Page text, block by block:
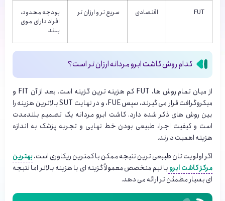
FUT اقتصادی سریع تر و ارزان تر
بودجه محدود،
افراد دارای موی
بلند
کدام روش کاشت ابرو مردانه ارزان تر است؟
از میان تمام روش ها، FUT کم هزینه ترین گزینه است. بعد از آن FIT و
میکروگرافت قرار می گیرند، سپس FUE، و در نهایت SUT بالاترین هزینه را
بین روش های ذکر شده دارد.کاشت ابرو مردانه یک تصمیم بلندمدت
است و کیفیت اجرا، طبیعی بودن خط نهایی و تجربه پزشک به اندازه
هزینه اهمیت دارند.
اگر اولویت تان طبیعی ترین نتیجه ممکن با کمترین ریکاوری است،بهترین
مرکز کاشت ابروبا تیم متخصص معمولاً گزینه ای با هزینه بالاتر اما نتیجه
ای بسیار مطمئن تر ارائه می دهد.